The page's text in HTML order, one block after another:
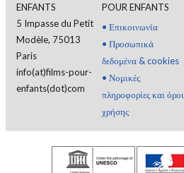
ENFANTS
5 Impasse du Petit
Modèle, 75013
Paris
info(at)films-pour-
enfants(dot)com
POUR ENFANTS
• Επικοινωνία
• Προσωπικά
δεδομένα & cookies
• Νομικές
πληροφορίες και όροι
χρήσης